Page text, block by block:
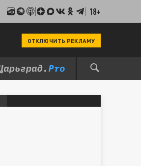
18+
ОТКЛЮЧИТЬ РЕКЛАМУ